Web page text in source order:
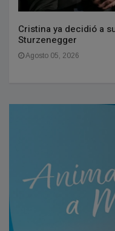
Cristina ya decidió a
Sturzenegger
Agosto 05, 2026